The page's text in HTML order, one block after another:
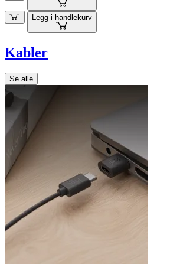
Legg i handlekurv
Kabler
Se alle